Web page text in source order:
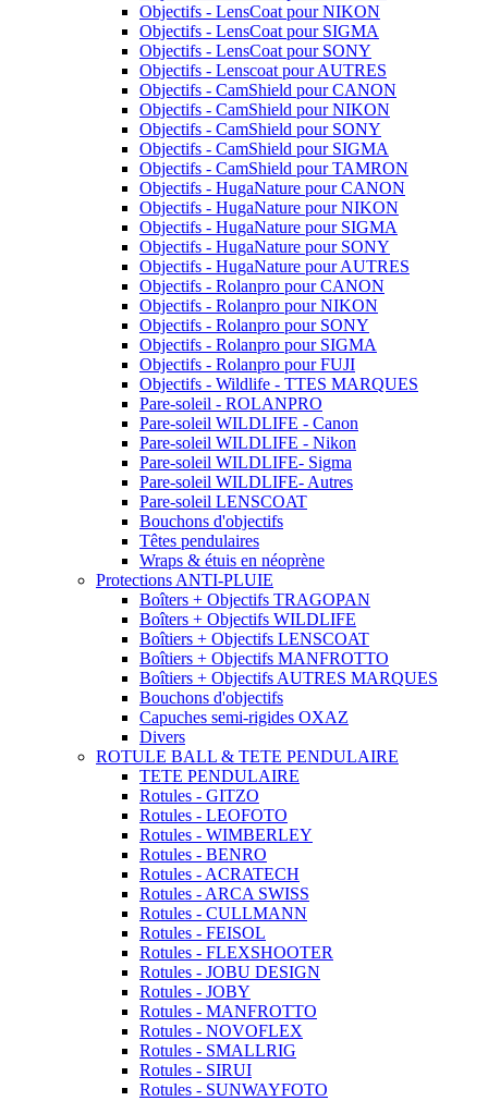
Objectifs - LensCoat pour NIKON
Objectifs - LensCoat pour SIGMA
Objectifs - LensCoat pour SONY
Objectifs - Lenscoat pour AUTRES
Objectifs - CamShield pour CANON
Objectifs - CamShield pour NIKON
Objectifs - CamShield pour SONY
Objectifs - CamShield pour SIGMA
Objectifs - CamShield pour TAMRON
Objectifs - HugaNature pour CANON
Objectifs - HugaNature pour NIKON
Objectifs - HugaNature pour SIGMA
Objectifs - HugaNature pour SONY
Objectifs - HugaNature pour AUTRES
Objectifs - Rolanpro pour CANON
Objectifs - Rolanpro pour NIKON
Objectifs - Rolanpro pour SONY
Objectifs - Rolanpro pour SIGMA
Objectifs - Rolanpro pour FUJI
Objectifs - Wildlife - TTES MARQUES
Pare-soleil - ROLANPRO
Pare-soleil WILDLIFE - Canon
Pare-soleil WILDLIFE - Nikon
Pare-soleil WILDLIFE- Sigma
Pare-soleil WILDLIFE- Autres
Pare-soleil LENSCOAT
Bouchons d'objectifs
Têtes pendulaires
Wraps & étuis en néoprène
Protections ANTI-PLUIE
Boîters + Objectifs TRAGOPAN
Boîters + Objectifs WILDLIFE
Boîtiers + Objectifs LENSCOAT
Boîtiers + Objectifs MANFROTTO
Boîtiers + Objectifs AUTRES MARQUES
Bouchons d'objectifs
Capuches semi-rigides OXAZ
Divers
ROTULE BALL & TETE PENDULAIRE
TETE PENDULAIRE
Rotules - GITZO
Rotules - LEOFOTO
Rotules - WIMBERLEY
Rotules - BENRO
Rotules - ACRATECH
Rotules - ARCA SWISS
Rotules - CULLMANN
Rotules - FEISOL
Rotules - FLEXSHOOTER
Rotules - JOBU DESIGN
Rotules - JOBY
Rotules - MANFROTTO
Rotules - NOVOFLEX
Rotules - SMALLRIG
Rotules - SIRUI
Rotules - SUNWAYFOTO